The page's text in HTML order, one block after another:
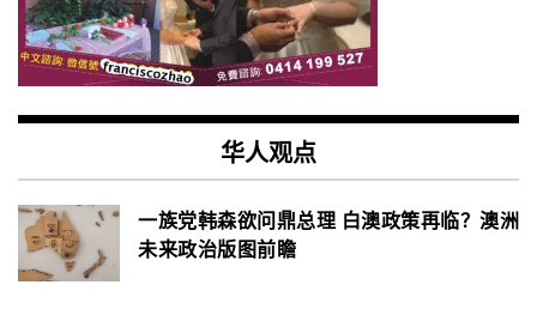
华人观点
一族党韩森欲问鼎总理 白澳政策再临？澳洲
未来政治版图前瞻